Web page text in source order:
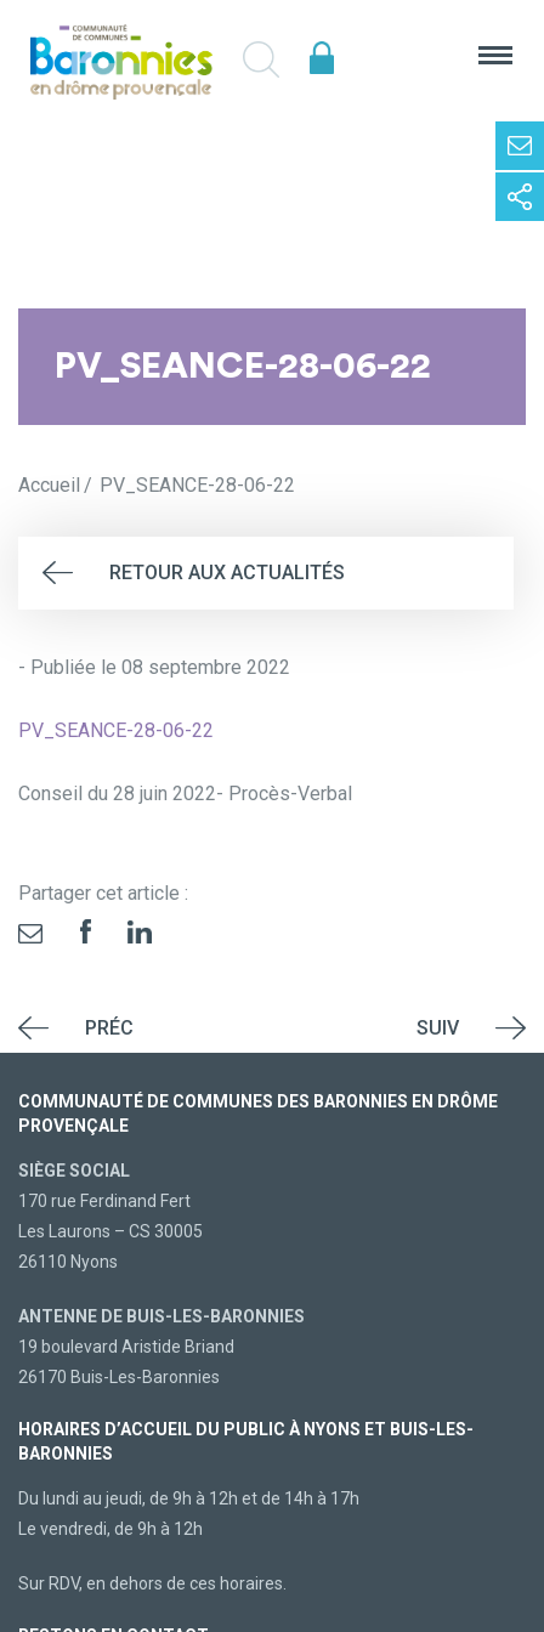
PV_SEANCE-28-06-22
Accueil PV_SEANCE-28-06-22
RETOUR AUX ACTUALITÉS
- Publiée le 08 septembre 2022
PV_SEANCE-28-06-22
Conseil du 28 juin 2022- Procès-Verbal
Partager cet article :
PRÉC SUIV
COMMUNAUTÉ DE COMMUNES DES BARONNIES EN DRÔME
PROVENÇALE
SIÈGE SOCIAL
170 rue Ferdinand Fert
Les Laurons – CS 30005
26110 Nyons
ANTENNE DE BUIS-LES-BARONNIES
19 boulevard Aristide Briand
26170 Buis-Les-Baronnies
HORAIRES D’ACCUEIL DU PUBLIC À NYONS ET BUIS-LES-
BARONNIES
Du lundi au jeudi, de 9h à 12h et de 14h à 17h
Le vendredi, de 9h à 12h
Sur RDV, en dehors de ces horaires.